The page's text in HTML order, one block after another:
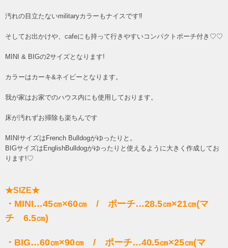
汚れの目立たないmilitaryカラーもナイスです‼︎
そしてお出かけや、cafeにも持って行きやすいコンパクトポーチ付き♡♡
MINI & BIGの2サイズとなります!
カラーはカーキ&ネイビーとなります。
我が家はお家でのハウス内にも使用しております。
床が汚れずお掃除も楽ちんです
MINIサイズはFrench Bulldogがゆったりと。
BIGサイズはEnglishBulldogがゆったりと使えるように大きく作成してお
ります!♡
★SIZE★
・MINI…45㎝×60㎝ / ポーチ…28.5㎝×21㎝(マ
チ 6.5㎝)
・BIG…60㎝×90㎝ / ポーチ…40.5㎝×25㎝(マ